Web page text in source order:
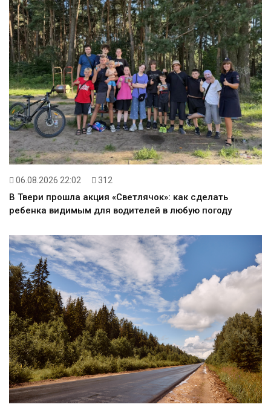
06.08.2026 22:02 312
В Твери прошла акция «Светлячок»: как сделать
ребенка видимым для водителей в любую погоду